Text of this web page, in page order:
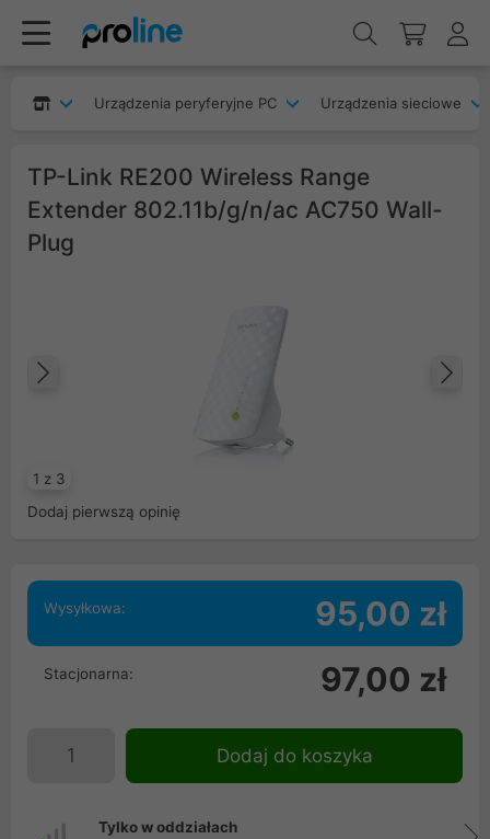
Urządzenia peryferyjne PC Urządzenia sieciowe
TP-Link RE200 Wireless Range
Extender 802.11b/g/n/ac AC750 Wall-
Plug
1 z 3
Dodaj pierwszą opinię
Wysyłkowa: 95,00 zł
Stacjonarna: 97,00 zł
Dodaj do koszyka
Tylko w oddziałach